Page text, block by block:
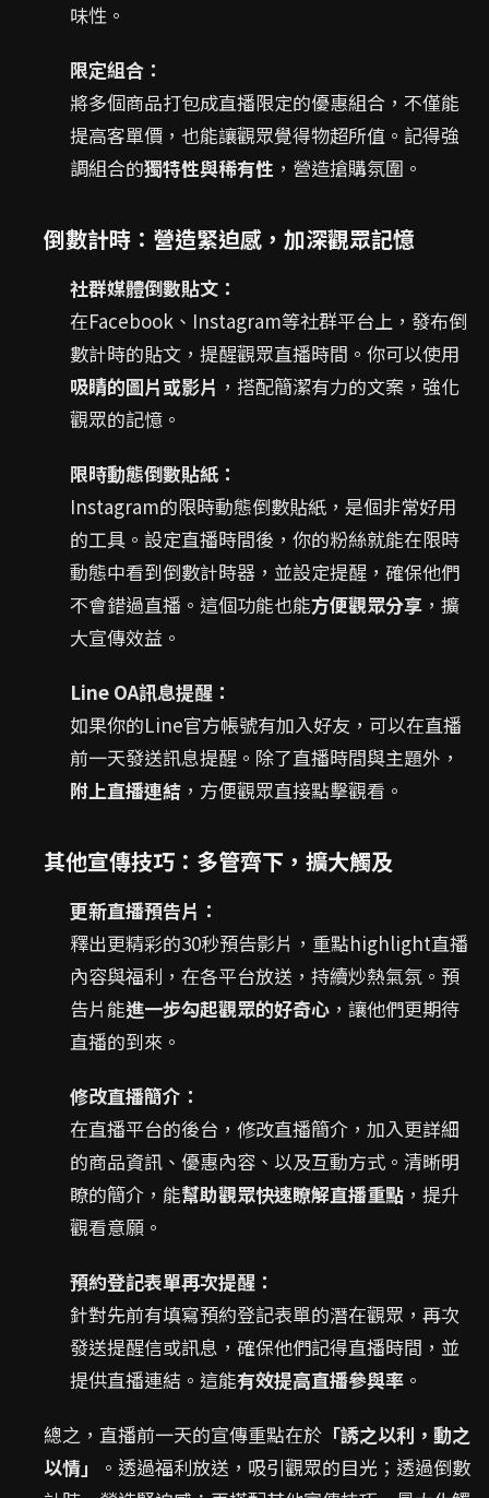
味性。
限定組合：
將多個商品打包成直播限定的優惠組合，不僅能
提高客單價，也能讓觀眾覺得物超所值。記得強
調組合的獨特性與稀有性 ，營造搶購氛圍。
倒數計時：營造緊迫感，加深觀眾記憶
社群媒體倒數貼文：
在Facebook、Instagram等社群平台上，發布倒
數計時的貼文，提醒觀眾直播時間。你可以使用
吸睛的圖片或影片 ，搭配簡潔有力的文案，強化
觀眾的記憶。
限時動態倒數貼紙：
Instagram的限時動態倒數貼紙，是個非常好用
的工具。設定直播時間後，你的粉絲就能在限時
動態中看到倒數計時器，並設定提醒，確保他們
不會錯過直播。這個功能也能方便觀眾分享 ，擴
大宣傳效益。
Line OA訊息提醒：
如果你的Line官方帳號有加入好友，可以在直播
前一天發送訊息提醒。除了直播時間與主題外，
附上直播連結 ，方便觀眾直接點擊觀看。
其他宣傳技巧：多管齊下，擴大觸及
更新直播預告片：
釋出更精彩的30秒預告影片，重點highlight直播
內容與福利，在各平台放送，持續炒熱氣氛。預
告片能進一步勾起觀眾的好奇心 ，讓他們更期待
直播的到來。
修改直播簡介：
在直播平台的後台，修改直播簡介，加入更詳細
的商品資訊、優惠內容、以及互動方式。清晰明
瞭的簡介，能幫助觀眾快速瞭解直播重點 ，提升
觀看意願。
預約登記表單再次提醒：
針對先前有填寫預約登記表單的潛在觀眾，再次
發送提醒信或訊息，確保他們記得直播時間，並
提供直播連結。這能有效提高直播參與率 。
總之，直播前一天的宣傳重點在於 「誘之以利，動之
以情」
。透過福利放送，吸引觀眾的目光；透過倒數